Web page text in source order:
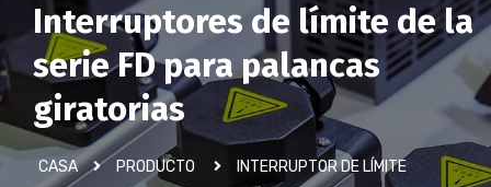
Interruptores de límite de la
serie FD para palancas
giratorias
CASA PRODUCTO INTERRUPTOR DE LÍMITE